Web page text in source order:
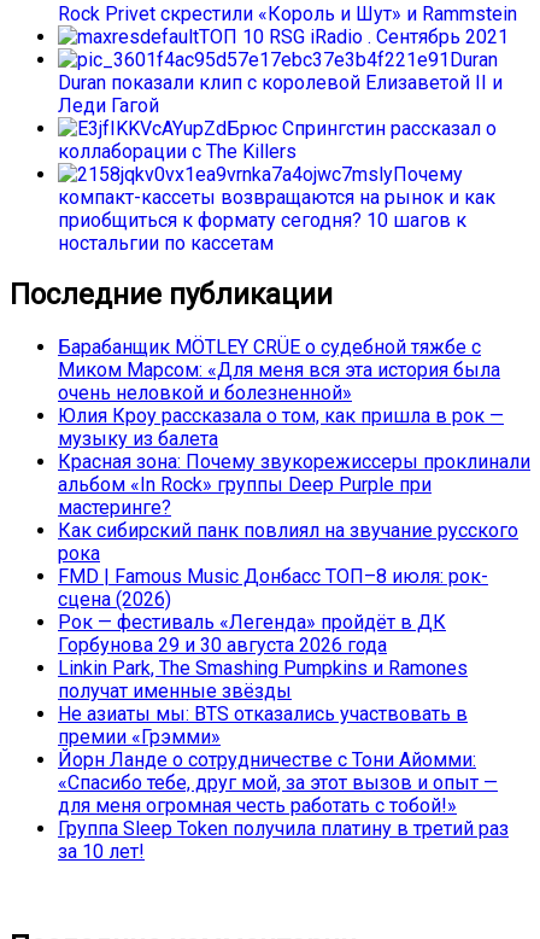
Rock Privet скрестили «Король и Шут» и Rammstein
ТОП 10 RSG iRadio . Сентябрь 2021
Duran
Duran показали клип с королевой Елизаветой II и
Леди Гагой
Брюс Спрингстин рассказал о
коллаборации с The Killers
Почему
компакт-кассеты возвращаются на рынок и как
приобщиться к формату сегодня? 10 шагов к
ностальгии по кассетам
Последние публикации
Барабанщик MÖTLEY CRÜE о судебной тяжбе с
Миком Марсом: «Для меня вся эта история была
очень неловкой и болезненной»
Юлия Кроу рассказала о том, как пришла в рок —
музыку из балета
Красная зона: Почему звукорежиссеры проклинали
альбом «In Rock» группы Deep Purple при
мастеринге?
Как сибирский панк повлиял на звучание русского
рока
FMD | Famous Music Донбасс ТОП–8 июля: рок-
сцена (2026)
Рок — фестиваль «Легенда» пройдёт в ДК
Горбунова 29 и 30 августа 2026 года
Linkin Park, The Smashing Pumpkins и Ramones
получат именные звёзды
Не азиаты мы: BTS отказались участвовать в
премии «Грэмми»
Йорн Ланде о сотрудничестве с Тони Айомми:
«Спасибо тебе, друг мой, за этот вызов и опыт —
для меня огромная честь работать с тобой!»
Группа Sleep Token получила платину в третий раз
за 10 лет!